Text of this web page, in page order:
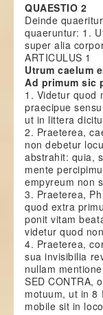
QUAESTIO 2
Deinde
quaeruntur: 1.
super alia
ARTICULUS 1
Utrum caelum
Ad primum sic
1. Videtur quod
praecipue
ut in littera
2. Praeterea,
non debetur
abstrahit: quia,
mente
empyreum non
3. Praeterea,
quod extra
ponit vitam
videtur quod
4. Praeterea,
sua invisibilia
nullam
SED CONTRA,
motuum, ut in 8
mobile sit in